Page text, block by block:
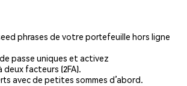
phrases de votre portefeuille hors ligne
passe uniques et activez
facteurs (2FA).
avec de petites sommes d’abord.